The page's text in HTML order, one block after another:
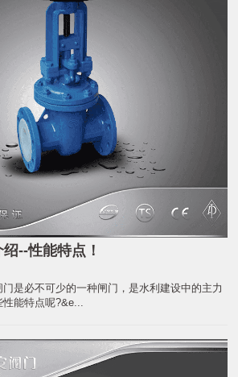
--性能特点！
是必不可少的一种闸门，是水利建设中的主力
能特点呢?&e...